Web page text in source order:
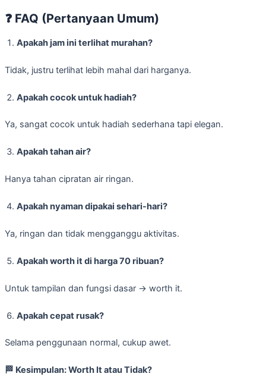
❓ FAQ (Pertanyaan Umum)
Apakah jam ini terlihat murahan?
Tidak, justru terlihat lebih mahal dari harganya.
Apakah cocok untuk hadiah?
Ya, sangat cocok untuk hadiah sederhana tapi elegan.
Apakah tahan air?
Hanya tahan cipratan air ringan.
Apakah nyaman dipakai sehari-hari?
Ya, ringan dan tidak mengganggu aktivitas.
Apakah worth it di harga 70 ribuan?
Untuk tampilan dan fungsi dasar → worth it.
Apakah cepat rusak?
Selama penggunaan normal, cukup awet.
🏁 Kesimpulan: Worth It atau Tidak?